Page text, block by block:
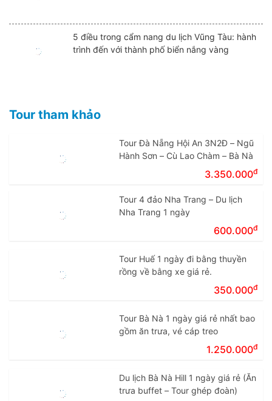
5 điều trong cẩm nang du lịch Vũng Tàu: hành
trình đến với thành phố biển nắng vàng
Tour tham khảo
Tour Đà Nẵng Hội An 3N2Đ – Ngũ
Hành Sơn – Cù Lao Chàm – Bà Nà
3.350.000đ
Tour 4 đảo Nha Trang – Du lịch
Nha Trang 1 ngày
600.000đ
Tour Huế 1 ngày đi bằng thuyền
rồng về bằng xe giá rẻ.
350.000đ
Tour Bà Nà 1 ngày giá rẻ nhất bao
gồm ăn trưa, vé cáp treo
1.250.000đ
Du lịch Bà Nà Hill 1 ngày giá rẻ (Ăn
trưa buffet – Tour ghép đoàn)